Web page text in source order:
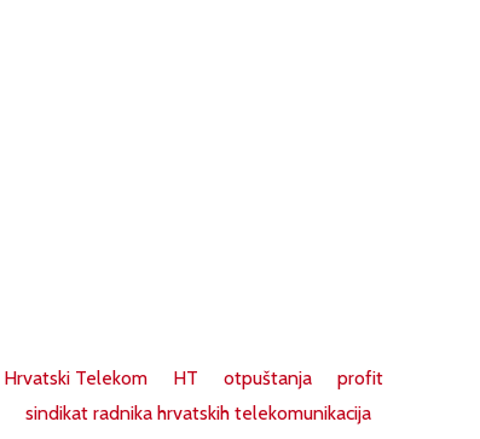
Hrvatski Telekom HT otpuštanja
profit
sindikat radnika hrvatskih telekomunikacija